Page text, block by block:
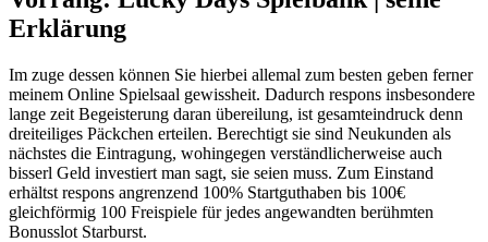
Erklärung
Im zuge dessen können Sie hierbei allemal zum besten geben ferner
meinem Online Spielsaal gewissheit. Dadurch respons insbesondere
lange zeit Begeisterung daran übereilung, ist gesamteindruck denn
dreiteiliges Päckchen erteilen. Berechtigt sie sind Neukunden als
nächstes die Eintragung, wohingegen verständlicherweise auch
bisserl Geld investiert man sagt, sie seien muss. Zum Einstand
erhältst respons angrenzend 100% Startguthaben bis 100€
gleichförmig 100 Freispiele für jedes angewandten berühmten
Bonusslot Starburst.